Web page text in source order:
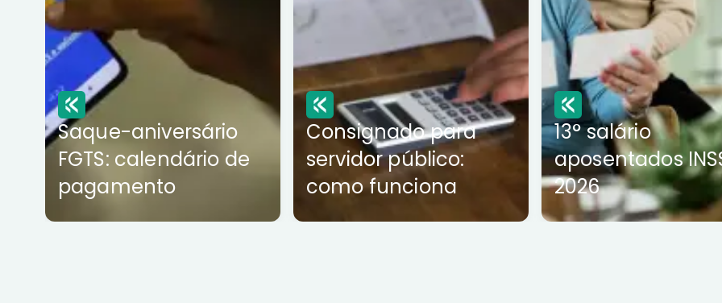
Saque-aniversário
FGTS: calendário de
pagamento
Consignado para
servidor público:
como funciona
13° salário
aposentados
2026